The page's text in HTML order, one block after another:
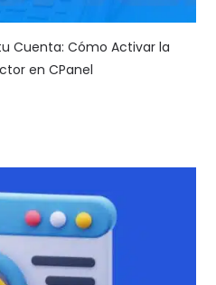
Cuenta: Cómo Activar la
en CPanel